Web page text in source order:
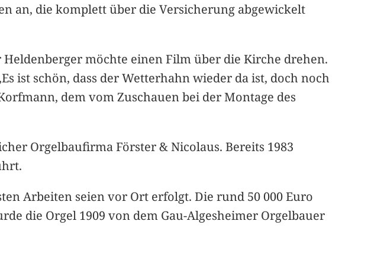
an, die komplett über die Versicherung abgewickelt
möchte einen Film über die Kirche drehen.
ist schön, dass der Wetterhahn wieder da ist, doch noch
dem vom Zuschauen bei der Montage des
Orgelbaufirma Förster & Nicolaus. Bereits 1983
Arbeiten seien vor Ort erfolgt. Die rund 50 000 Euro
die Orgel 1909 von dem Gau-Algesheimer Orgelbauer